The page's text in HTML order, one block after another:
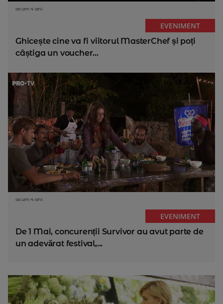
acum 4 ani
EVENIMENT
Ghicește cine va fi viitorul MasterChef și poți
câștiga un voucher...
acum 4 ani
EVENIMENT
De 1 Mai, concurenții Survivor au avut parte de
un adevărat festival,...